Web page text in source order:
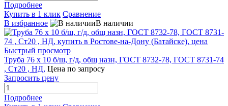
Подробнее
Купить в 1 клик Сравнение
В избранное
В наличии
Быстрый просмотр
Труба 76 х 10 б/ш, г/д, общ назн, ГОСТ 8732-78, ГОСТ 8731-74
, Ст20 , НД, Цена по запросу
Запросить цену
Подробнее